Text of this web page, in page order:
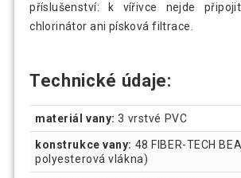
příslušenství: k vířivce nejde
chlorinátor ani písková filtrace.
Technické údaje:
materiál vany: 3 vrstvé PVC
konstrukce vany: 48 FIBER-TECH
polyesterová vlákna)